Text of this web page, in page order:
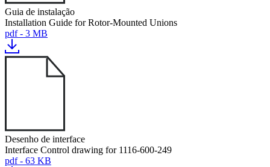
Guia de instalação
Installation Guide for Rotor-Mounted Unions
pdf - 3 MB
Desenho de interface
Interface Control drawing for 1116-600-249
pdf - 63 KB